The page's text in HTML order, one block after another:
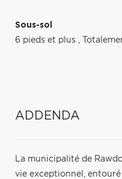
Sous-sol
6 pieds et plus ,
ADDENDA
La municipalité de
vie exceptionnel,